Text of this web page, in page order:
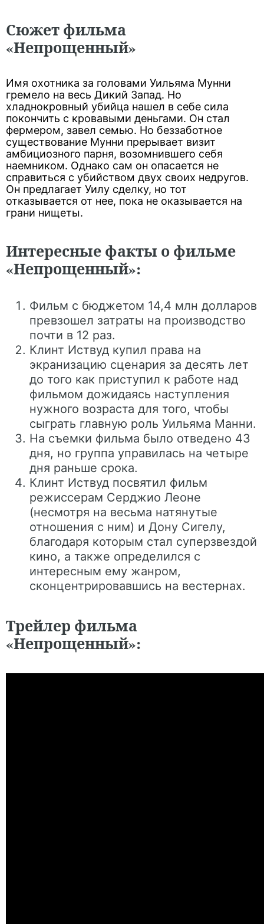
Сюжет фильма
«Непрощенный»
Имя охотника за головами Уильяма Мунни
гремело на весь Дикий Запад. Но
хладнокровный убийца нашел в себе сила
покончить с кровавыми деньгами. Он стал
фермером, завел семью. Но беззаботное
существование Мунни прерывает визит
амбициозного парня, возомнившего себя
наемником. Однако сам он опасается не
справиться с убийством двух своих недругов.
Он предлагает Уилу сделку, но тот
отказывается от нее, пока не оказывается на
грани нищеты.
Интересные факты о фильме
«Непрощенный»:
Фильм с бюджетом 14,4 млн долларов
превзошел затраты на производство
почти в 12 раз.
Клинт Иствуд купил права на
экранизацию сценария за десять лет
до того как приступил к работе над
фильмом дожидаясь наступления
нужного возраста для того, чтобы
сыграть главную роль Уильяма Манни.
На съемки фильма было отведено 43
дня, но группа управилась на четыре
дня раньше срока.
Клинт Иствуд посвятил фильм
режиссерам Серджио Леоне
(несмотря на весьма натянутые
отношения с ним) и Дону Сигелу,
благодаря которым стал суперзвездой
кино, а также определился с
интересным ему жанром,
сконцентрировавшись на вестернах.
Трейлер фильма
«Непрощенный»: